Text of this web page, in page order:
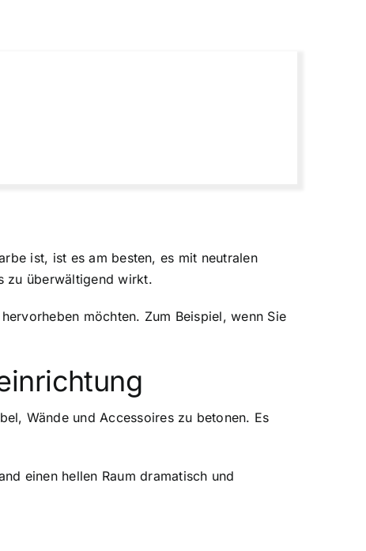
ist, ist es am besten, es mit neutralen
zu überwältigend wirkt.
möchten. Zum Beispiel, wenn Sie
Wände und Accessoires zu betonen. Es
einen hellen Raum dramatisch und